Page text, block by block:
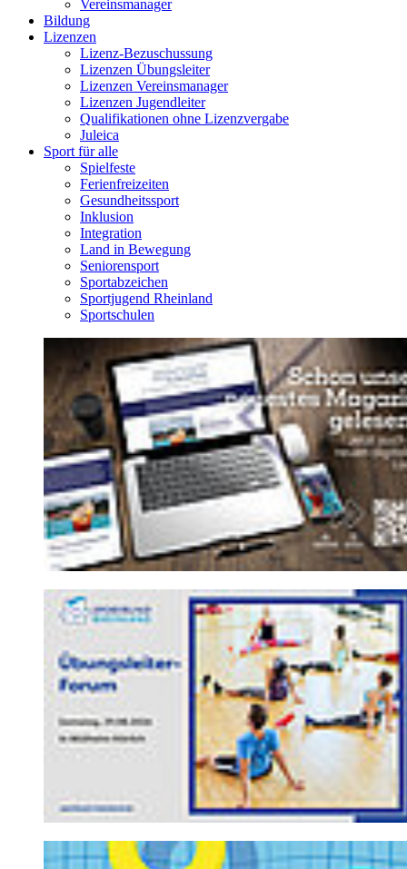
Vereinsmanager
Bildung
Lizenzen
Lizenz-Bezuschussung
Lizenzen Übungsleiter
Lizenzen Vereinsmanager
Lizenzen Jugendleiter
Qualifikationen ohne Lizenzvergabe
Juleica
Sport für alle
Spielfeste
Ferienfreizeiten
Gesundheitssport
Inklusion
Integration
Land in Bewegung
Seniorensport
Sportabzeichen
Sportjugend Rheinland
Sportschulen